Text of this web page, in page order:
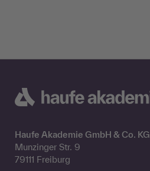
Haufe Akademie GmbH & Co. KG
Munzinger Str. 9
79111 Freiburg